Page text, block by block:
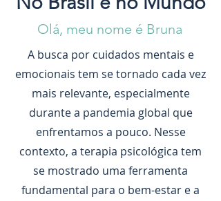
Olá, meu nome é Bruna
A busca por cuidados mentais e
emocionais tem se tornado cada vez
mais relevante, especialmente
durante a pandemia global que
enfrentamos a pouco. Nesse
contexto, a terapia psicológica tem
se mostrado uma ferramenta
fundamental para o bem-estar e a